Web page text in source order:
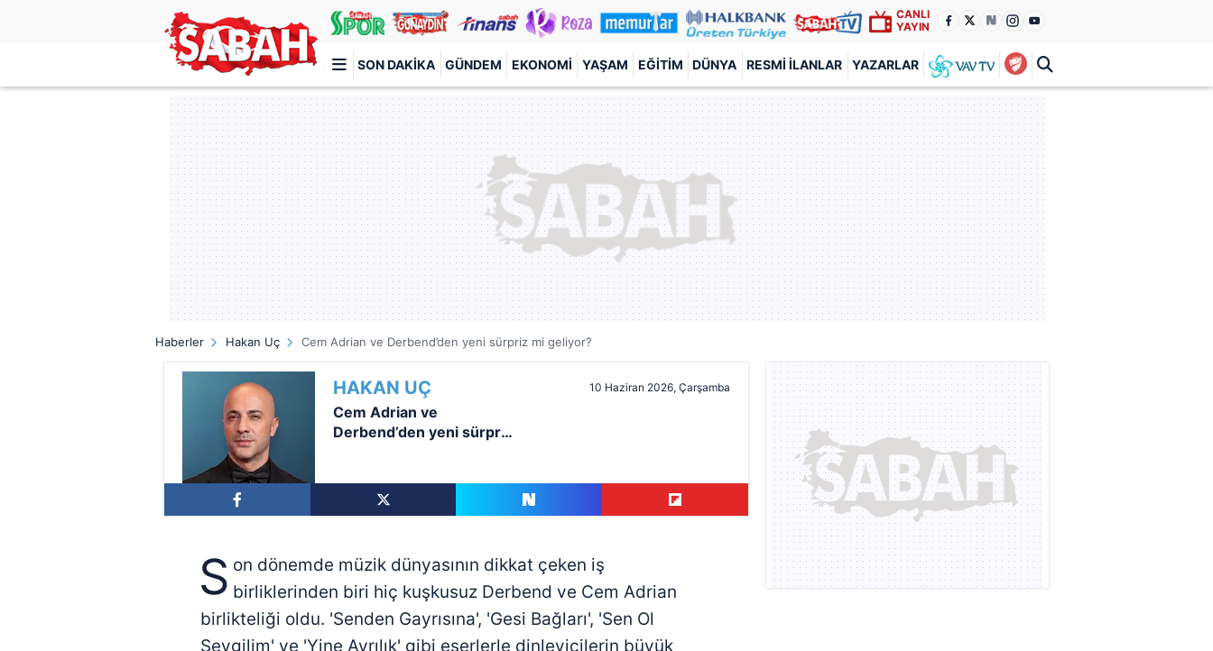
CANLI
YAYIN
SON DAKIKA GÜNDEM EKONOMI YAŞAM EĞITIM DÜNYA RESMI İLANLAR YAZARLAR
Türkiye'nin en iyi haber sitesi
Haberler Hakan Uç Cem Adrian ve Derbend’den yeni sürpriz mi geliyor?
10 Haziran 2026, Çarşamba
HAKAN UÇ
Cem Adrian ve
Derbend’den yeni sürpriz
S on dönemde müzik dünyasının dikkat çeken iş
birliklerinden biri hiç kuşkusuz Derbend ve Cem Adrian
birlikteliği oldu. 'Senden Gayrısına', 'Gesi Bağları', 'Sen Ol
Sevgilim' ve 'Yine Ayrılık' gibi eserlerle dinleyicilerin büyük